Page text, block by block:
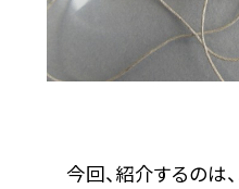
今回、紹介するのは